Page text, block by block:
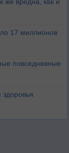
17 миллионов
повседневные